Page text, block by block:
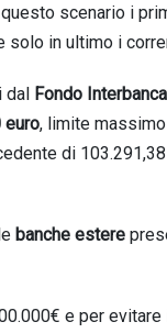
scenario i
solo in ultimo i
dal Fondo
euro, limite
di
banche estere
e per